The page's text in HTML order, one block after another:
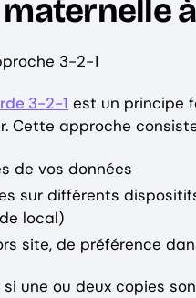
3-2-1
3-2-1 est un principe
Cette approche
de vos données
sur différents
local)
site, de préférence
une ou deux copies